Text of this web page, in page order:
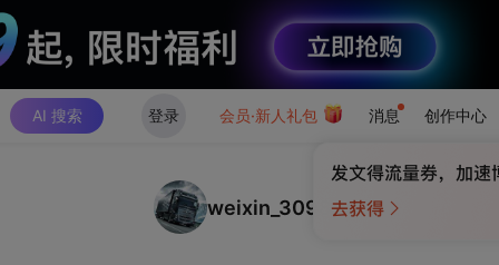
AI 搜索 登录 会员·新人礼包 消息 创作中心
weixin_30983965